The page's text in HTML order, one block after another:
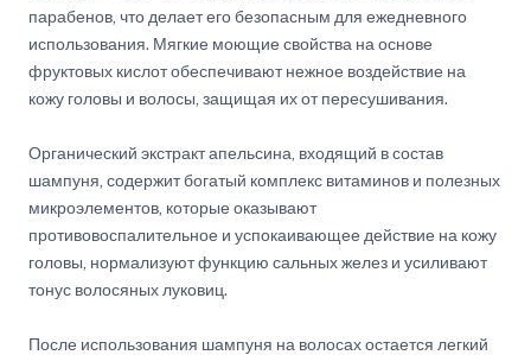
парабенов, что делает его безопасным для ежедневного
использования. Мягкие моющие свойства на основе
фруктовых кислот обеспечивают нежное воздействие на
кожу головы и волосы, защищая их от пересушивания.
Органический экстракт апельсина, входящий в состав
шампуня, содержит богатый комплекс витаминов и полезных
микроэлементов, которые оказывают
противовоспалительное и успокаивающее действие на кожу
головы, нормализуют функцию сальных желез и усиливают
тонус волосяных луковиц.
После использования шампуня на волосах остается легкий